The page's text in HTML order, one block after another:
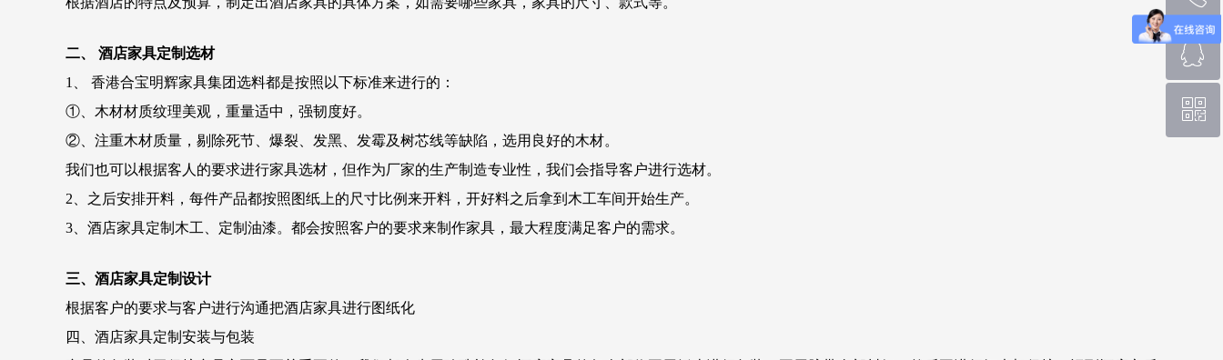
二、 酒店家具定制选材
1、 香港合宝明辉家具集团选料都是按照以下标准来进行的：
①、木材材质纹理美观，重量适中，强韧度好。
②、注重木材质量，剔除死节、爆裂、发黑、发霉及树芯线等缺陷，选用良好的木材。
我们也可以根据客人的要求进行家具选材，但作为厂家的生产制造专业性，我们会指导客户进行选材。
2、之后安排开料，每件产品都按照图纸上的尺寸比例来开料，开好料之后拿到木工车间开始生产。
3、酒店家具定制木工、定制油漆。都会按照客户的要求来制作家具，最大程度满足客户的需求。
三、酒店家具定制设计
根据客户的要求与客户进行沟通把酒店家具进行图纸化
四、酒店家具定制安装与包装
0769-88666196
ꁗ
QQ客服
ꀥ